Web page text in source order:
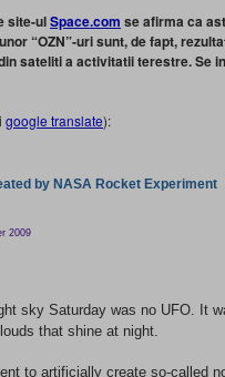
site-ulSpace.com se afirma ca
“OZN”-uri sunt, de fapt,
sateliti a activitatii terestre. Se
google translate):
by NASA Rocket Experiment
2009
sky Saturday was no UFO. It
that shine at night.
to artificially create so-called